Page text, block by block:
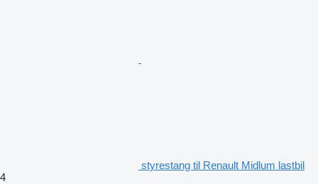
styrestang til Renault Midlum lastbil
4